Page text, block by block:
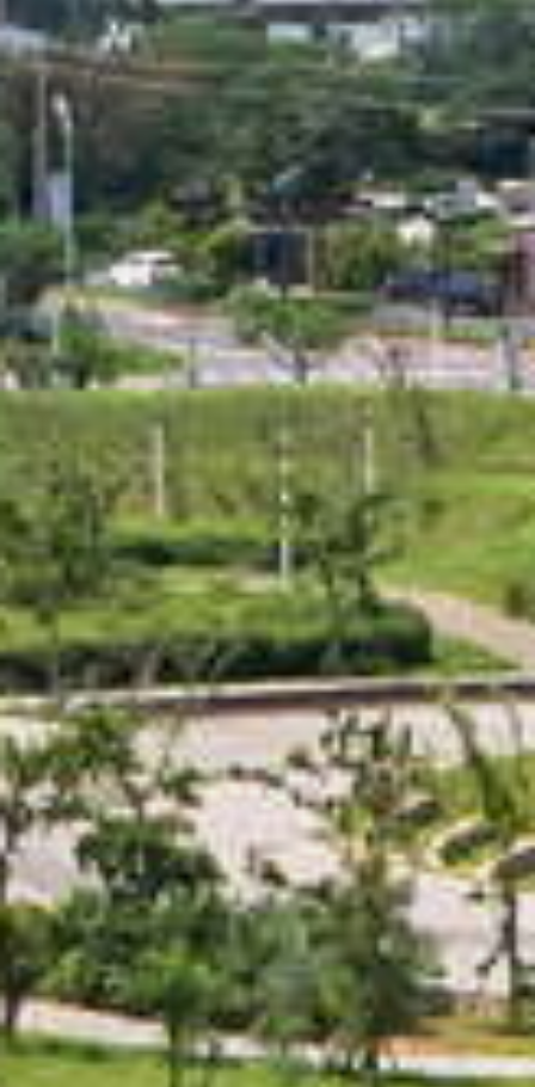
感謝 @t15203 與我們分享超級可愛的照片💓💓
Tag我們，讓更多人看見美的桃園☺️☺️
@taoyuantravel #taoyuantravel
🪧防疫時期，人人有責！
#肥皂勤洗手
#保持社交距離
#避免用手觸摸眼口鼻
#避免出入人潮擁擠
#桃園 #桃園打卡 #拍照 #愛ㄑ桃 #樂遊桃園 #旅行 #写真
#iseetaiwan #igerstaiwan #viewtaiwan #amazingtaiwan
#instagood #photography #travel #beautiful #followme #水